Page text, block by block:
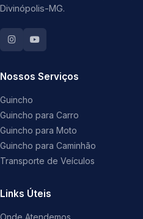
Divinópolis-MG.
Nossos Serviços
Guincho
Guincho para Carro
Guincho para Moto
Guincho para Caminhão
Transporte de Veículos
Links Úteis